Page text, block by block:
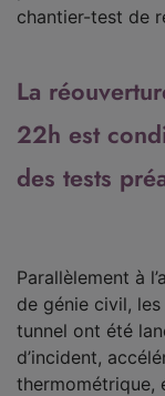
chantier-test de
La
22h est
des tests
Parallèlement à
de génie civil,
tunnel ont été
d’incident,
thermométrique,